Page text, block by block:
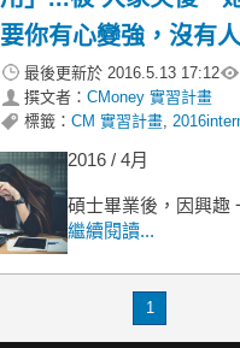
要你有心變強，沒有
最後更新於 2016.5.13 17:12
撰文者： CMoney 實習計畫
標籤： CM 實習計畫,
2016 / 4月
碩士畢業後，因興趣
但現實 打醒了我...
不同於同學 大多想
繼續閱讀...
1